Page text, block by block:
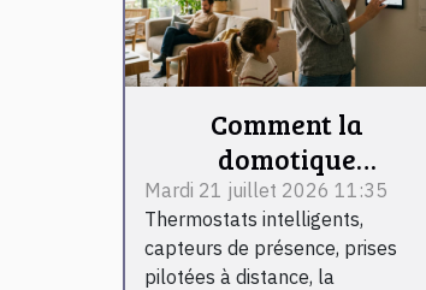
Comment la
domotique
transforme la gestion
énergétique des
foyers modernes
Mardi 21 juillet 2026 11:35
Thermostats intelligents,
capteurs de présence, prises
pilotées à distance, la